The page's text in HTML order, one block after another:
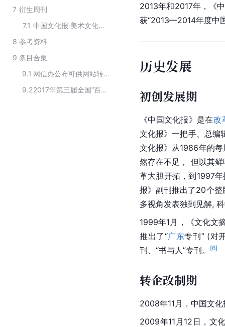
7 衍生周刊
7.1
中国文化报·美术文化周刊
8 参考资料
9 条目合集
9.1
网信办公布可供网站转载新闻的新闻单位
9.2
2017年第三届全国“百强报纸”
2013年和2017年，《
获“2013—2014年度中
历史发展
初创发展期
《中国文化报》是在改
文化报》一把手、总编
文化报》从1986年的
然存在不足， 但以其
革大胆开拓，到1997
报》副刊推出了20个整
多视角发表独到见解,
1999年1月，《文化文
推出了“广东专刊” (对
刊、“书与人”专刊。
[6]
转企改制期
2008年11月，中国文
2009年11月12日，文